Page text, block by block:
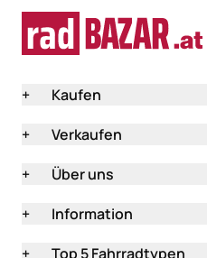
+
Kaufen
+
Verkaufen
+
Über uns
+
Information
+
Top 5 Fahrradtypen